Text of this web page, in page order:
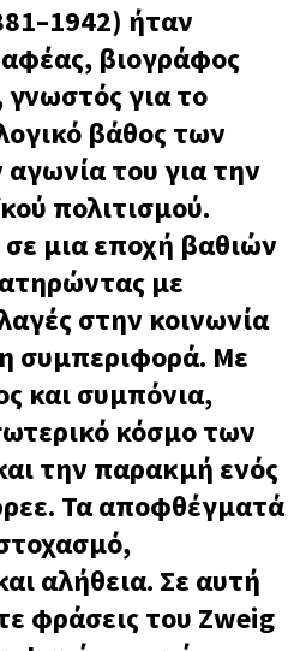
ήταν
βιογράφος
γνωστός για το
βάθος των
του για την
πολιτισμού.
μια εποχή βαθιών
με
στην κοινωνία
συμπεριφορά. Με
και συμπόνια,
κόσμο των
την παρακμή ενός
Τα αποφθέγματά
αλήθεια. Σε αυτή
φράσεις του Zweig